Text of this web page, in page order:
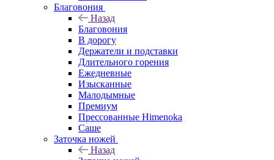
Благовония
Назад
Благовония
В дорогу
Держатели и подставки
Длительного горения
Ежедневные
Изысканные
Малодымные
Премиум
Прессованные Himenoka
Саше
Заточка ножей
Назад